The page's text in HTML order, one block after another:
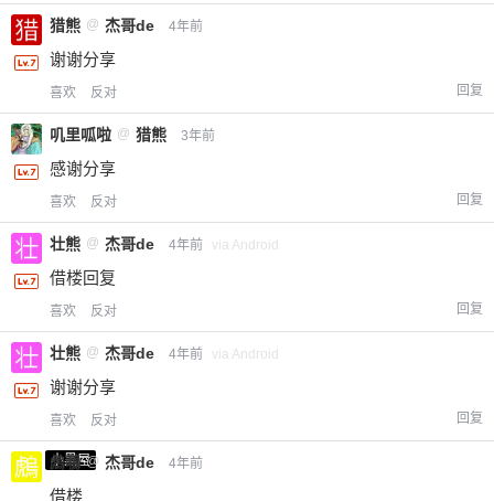
猎熊 @ 杰哥de 4年前
谢谢分享
喜欢 反对 回复
叽里呱啦 @ 猎熊 3年前
感谢分享
喜欢 反对 回复
壮熊 @ 杰哥de 4年前 via Android
借楼回复
喜欢 反对 回复
壮熊 @ 杰哥de 4年前 via Android
谢谢分享
喜欢 反对 回复
小黑屋
䖚䳟 @ 杰哥de 4年前
借楼